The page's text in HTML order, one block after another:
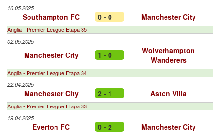
10.05.2025
Southampton FC 0 - 0 Manchester City
Anglia - Premier League Etapa 35
02.05.2025
Manchester City 1 - 0
Wolverhampton
Wanderers
Anglia - Premier League Etapa 34
22.04.2025
Manchester City 2 - 1 Aston Villa
Anglia - Premier League Etapa 33
19.04.2025
Everton FC 0 - 2 Manchester City